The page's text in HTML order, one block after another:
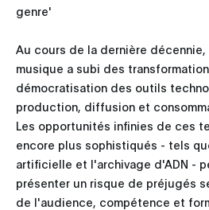
genre'
Au cours de la dernière
musique a subi des
démocratisation des outils
production, diffusion et
Les opportunités infinies de ces
encore plus sophistiqués - tels
artificielle et l'archivage d'ADN -
présenter un risque de préjugés
de l'audience, compétence et